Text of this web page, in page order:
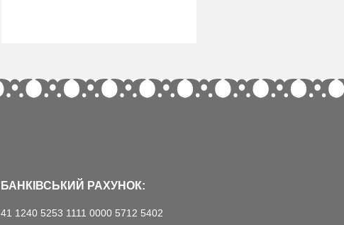
БАНКІВСЬКИЙ РАХУНОК:
41 1240 5253 1111 0000 5712 5402